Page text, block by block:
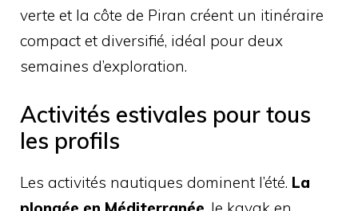
verte et la côte de Piran créent un itinéraire
compact et diversifié, idéal pour deux
semaines d’exploration.
Activités estivales pour tous
les profils
Les activités nautiques dominent l’été. La